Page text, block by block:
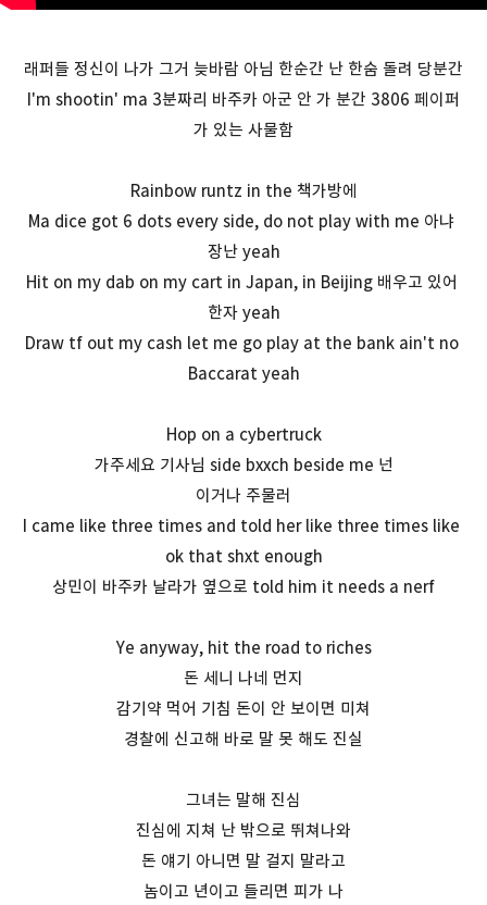
래퍼들 정신이 나가 그거 늦바람 아님 한순간 난 한숨 돌려 당분간
I'm shootin' ma 3분짜리 바주카 아군 안 가 분간 3806 페이퍼
가 있는 사물함
Rainbow runtz in the 책가방에
Ma dice got 6 dots every side, do not play with me 아냐
장난 yeah
Hit on my dab on my cart in Japan, in Beijing 배우고 있어
한자 yeah
Draw tf out my cash let me go play at the bank ain't no
Baccarat yeah
Hop on a cybertruck
가주세요 기사님 side bxxch beside me 넌
이거나 주물러
I came like three times and told her like three times like
ok that shxt enough
상민이 바주카 날라가 옆으로 told him it needs a nerf
Ye anyway, hit the road to riches
돈 세니 나네 먼지
감기약 먹어 기침 돈이 안 보이면 미쳐
경찰에 신고해 바로 말 못 해도 진실
그녀는 말해 진심
진심에 지쳐 난 밖으로 뛰쳐나와
돈 얘기 아니면 말 걸지 말라고
놈이고 년이고 들리면 피가 나